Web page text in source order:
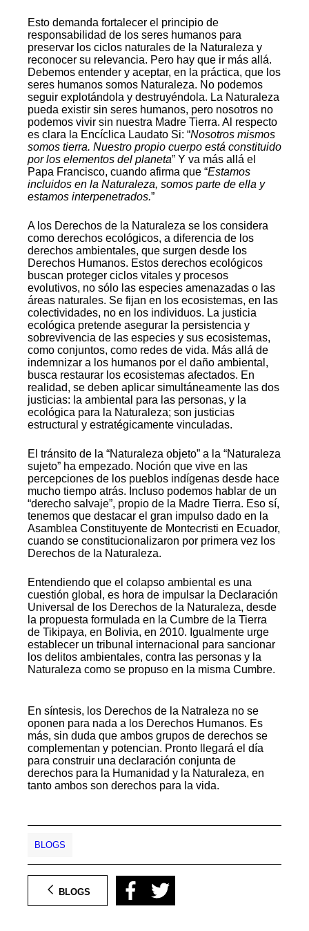
Esto demanda fortalecer el principio de
responsabilidad de los seres humanos para
preservar los ciclos naturales de la Naturaleza y
reconocer su relevancia. Pero hay que ir más allá.
Debemos entender y aceptar, en la práctica, que los
seres humanos somos Naturaleza. No podemos
seguir explotándola y destruyéndola. La Naturaleza
pueda existir sin seres humanos, pero nosotros no
podemos vivir sin nuestra Madre Tierra. Al respecto
es clara la Encíclica Laudato Si: “Nosotros mismos
somos tierra. Nuestro propio cuerpo está constituido
por los elementos del planeta” Y va más allá el
Papa Francisco, cuando afirma que “Estamos
incluidos en la Naturaleza, somos parte de ella y
estamos interpenetrados.”
A los Derechos de la Naturaleza se los considera
como derechos ecológicos, a diferencia de los
derechos ambientales, que surgen desde los
Derechos Humanos. Estos derechos ecológicos
buscan proteger ciclos vitales y procesos
evolutivos, no sólo las especies amenazadas o las
áreas naturales. Se fijan en los ecosistemas, en las
colectividades, no en los individuos. La justicia
ecológica pretende asegurar la persistencia y
sobrevivencia de las especies y sus ecosistemas,
como conjuntos, como redes de vida. Más allá de
indemnizar a los humanos por el daño ambiental,
busca restaurar los ecosistemas afectados. En
realidad, se deben aplicar simultáneamente las dos
justicias: la ambiental para las personas, y la
ecológica para la Naturaleza; son justicias
estructural y estratégicamente vinculadas.
El tránsito de la “Naturaleza objeto” a la “Naturaleza
sujeto” ha empezado. Noción que vive en las
percepciones de los pueblos indígenas desde hace
mucho tiempo atrás. Incluso podemos hablar de un
“derecho salvaje”, propio de la Madre Tierra. Eso sí,
tenemos que destacar el gran impulso dado en la
Asamblea Constituyente de Montecristi en Ecuador,
cuando se constitucionalizaron por primera vez los
Derechos de la Naturaleza.
Entendiendo que el colapso ambiental es una
cuestión global, es hora de impulsar la Declaración
Universal de los Derechos de la Naturaleza, desde
la propuesta formulada en la Cumbre de la Tierra
de Tikipaya, en Bolivia, en 2010. Igualmente urge
establecer un tribunal internacional para sancionar
los delitos ambientales, contra las personas y la
Naturaleza como se propuso en la misma Cumbre.
En síntesis, los Derechos de la Natraleza no se
oponen para nada a los Derechos Humanos. Es
más, sin duda que ambos grupos de derechos se
complementan y potencian. Pronto llegará el día
para construir una declaración conjunta de
derechos para la Humanidad y la Naturaleza, en
tanto ambos son derechos para la vida.
BLOGS
BLOGS